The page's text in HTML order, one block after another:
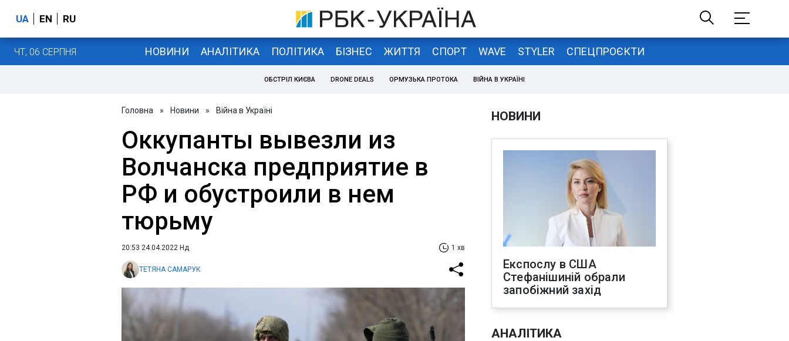
UA EN RU
ЧТ, 06 СЕРПНЯ НОВИНИ АНАЛІТИКА ПОЛІТИКА БІЗНЕС ЖИТТЯ СПОРТ WAVE STYLER СПЕЦПРОЄКТИ
ОБСТРІЛ КИЄВА DRONE DEALS ОРМУЗЬКА ПРОТОКА ВІЙНА В УКРАЇНІ
Головна » Новини » Війна в Україні
Оккупанты вывезли из
Волчанска предприятие в
РФ и обустроили в нем
тюрьму
20:53 24.04.2022 Нд 1 хв
ТЕТЯНА САМАРУК
НОВИНИ
Експослу в США
Стефанішиній обрали
запобіжний захід
АНАЛІТИКА